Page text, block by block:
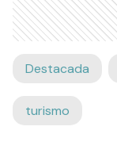
Destacada
turismo